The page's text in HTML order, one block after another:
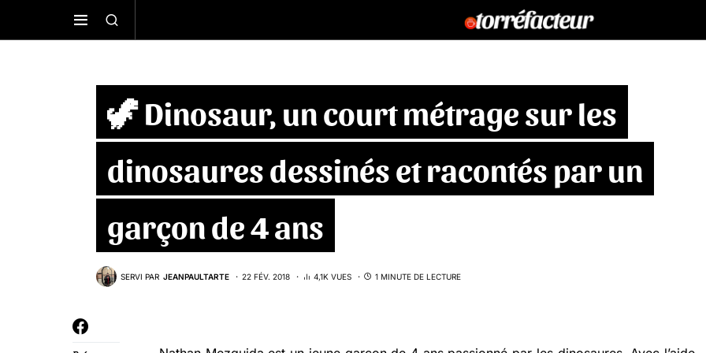
🦖 Dinosaur, un court métrage sur les
dinosaures dessinés et racontés par un
garçon de 4 ans
SERVI PAR JEANPAULTARTE 22 FÉV. 2018 4,1K VUES 1 MINUTE DE LECTURE